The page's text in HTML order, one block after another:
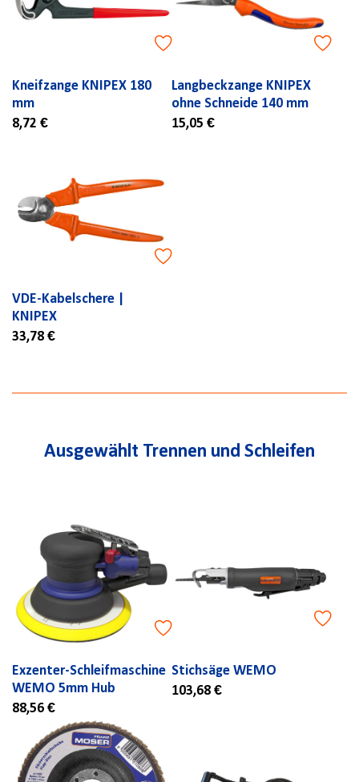
Kneifzange KNIPEX 180
mm
8,72 €
Langbeckzange KNIPEX
ohne Schneide 140 mm
15,05 €
VDE-Kabelschere |
KNIPEX
33,78 €
Ausgewählt Trennen und Schleifen
Exzenter-Schleifmaschine
WEMO 5mm Hub
88,56 €
Stichsäge WEMO
103,68 €